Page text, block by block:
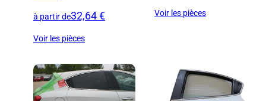
à partir de32,64 €
Voir les pièces
Voir les pièces